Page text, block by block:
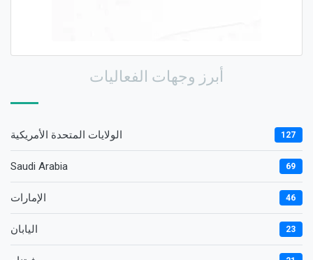
أبرز وجهات الفعاليات
الولايات المتحدة الأمريكية 127
Saudi Arabia 69
الإمارات 46
اليابان 23